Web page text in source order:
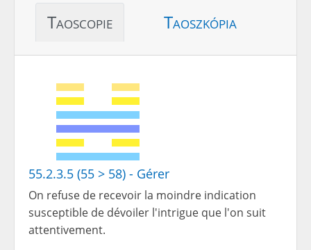
Taoscopie Taoszkópia
55.2.3.5 (55 > 58) - Gérer
On refuse de recevoir la moindre indication
susceptible de dévoiler l'intrigue que l'on suit
attentivement.